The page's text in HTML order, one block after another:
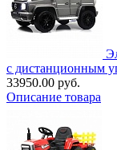
с дистанционным
33950.00 руб.
Описание товара